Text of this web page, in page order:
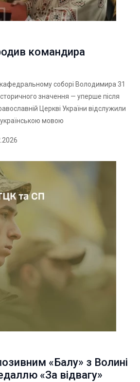
командира
соборі Володимира 31
значення — уперше після
Церкві України відслужили
мовою
«Балу» з Волині
«За відвагу»